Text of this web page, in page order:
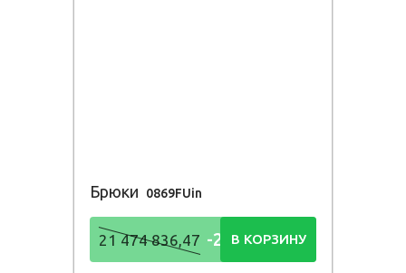
Брюки 0869FUin
21 474 836,47 -21 474
В КОРЗИНУ